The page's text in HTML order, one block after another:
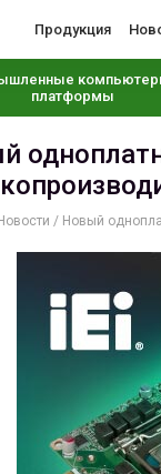
Продукция
платформы
Новости / Новый